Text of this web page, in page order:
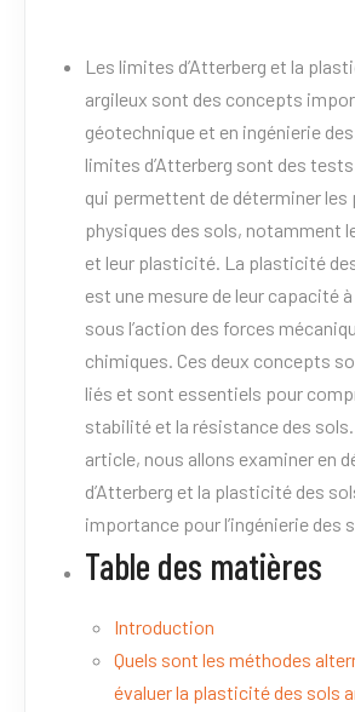
Les limites d’Atterberg et la
argileux sont des concepts
géotechnique et en ingénierie
limites d’Atterberg sont des
qui permettent de déterminer
physiques des sols, notamment
et leur plasticité. La plasticité
est une mesure de leur capacité
sous l’action des forces
chimiques. Ces deux concepts
liés et sont essentiels pour
stabilité et la résistance des
article, nous allons examiner en
d’Atterberg et la plasticité des
importance pour l’ingénierie des
Table des matières
Introduction
Quels sont les méthodes
évaluer la plasticité des sols